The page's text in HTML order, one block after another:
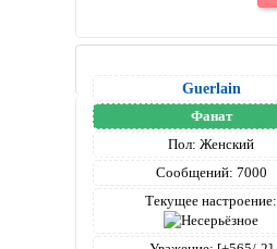
Guerlain
Фанат
Пол: Женский
Сообщений: 7000
Текущее настроение: